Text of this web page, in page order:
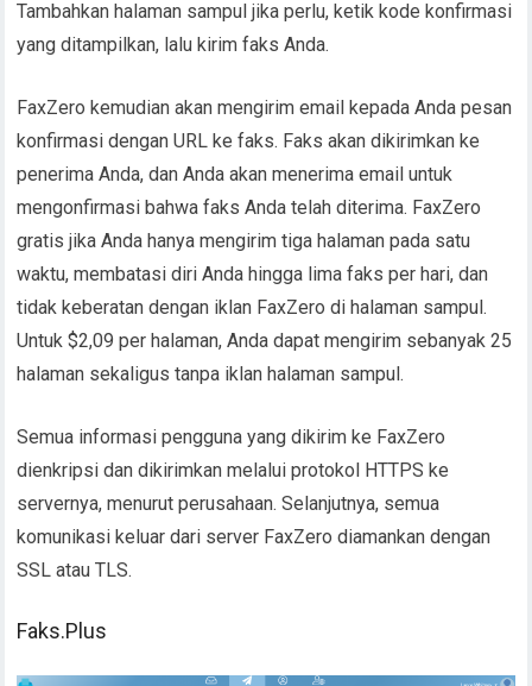
Tambahkan halaman sampul jika perlu, ketik kode konfirmasi
yang ditampilkan, lalu kirim faks Anda.
FaxZero kemudian akan mengirim email kepada Anda pesan
konfirmasi dengan URL ke faks. Faks akan dikirimkan ke
penerima Anda, dan Anda akan menerima email untuk
mengonfirmasi bahwa faks Anda telah diterima. FaxZero
gratis jika Anda hanya mengirim tiga halaman pada satu
waktu, membatasi diri Anda hingga lima faks per hari, dan
tidak keberatan dengan iklan FaxZero di halaman sampul.
Untuk $2,09 per halaman, Anda dapat mengirim sebanyak 25
halaman sekaligus tanpa iklan halaman sampul.
Semua informasi pengguna yang dikirim ke FaxZero
dienkripsi dan dikirimkan melalui protokol HTTPS ke
servernya, menurut perusahaan. Selanjutnya, semua
komunikasi keluar dari server FaxZero diamankan dengan
SSL atau TLS.
Faks.Plus